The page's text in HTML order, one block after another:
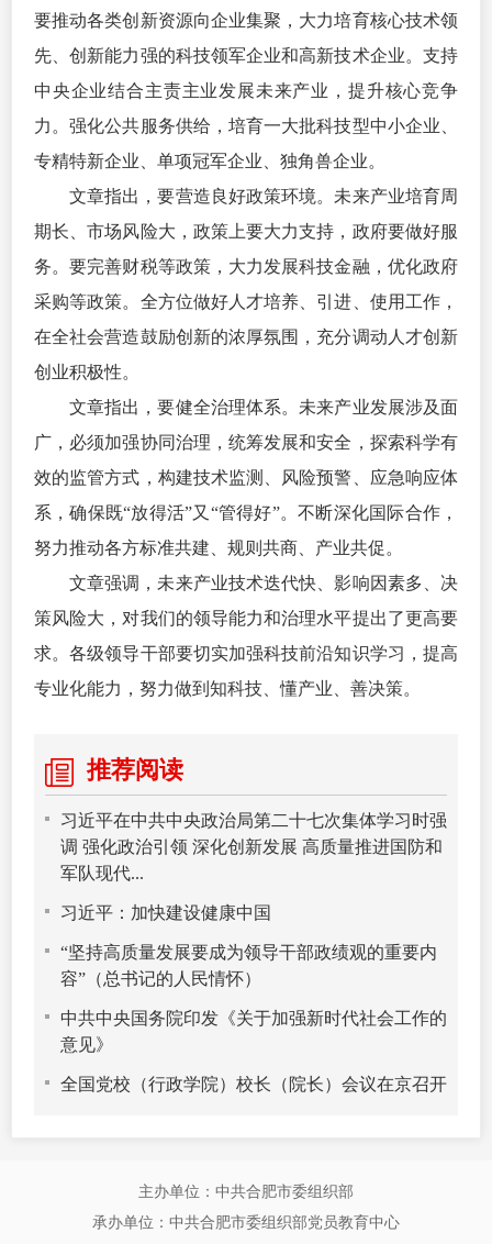
要推动各类创新资源向企业集聚，大力培育核心技术领
先、创新能力强的科技领军企业和高新技术企业。支持
中央企业结合主责主业发展未来产业，提升核心竞争
力。强化公共服务供给，培育一大批科技型中小企业、
专精特新企业、单项冠军企业、独角兽企业。
文章指出，要营造良好政策环境。未来产业培育周
期长、市场风险大，政策上要大力支持，政府要做好服
务。要完善财税等政策，大力发展科技金融，优化政府
采购等政策。全方位做好人才培养、引进、使用工作，
在全社会营造鼓励创新的浓厚氛围，充分调动人才创新
创业积极性。
文章指出，要健全治理体系。未来产业发展涉及面
广，必须加强协同治理，统筹发展和安全，探索科学有
效的监管方式，构建技术监测、风险预警、应急响应体
系，确保既“放得活”又“管得好”。不断深化国际合作，
努力推动各方标准共建、规则共商、产业共促。
文章强调，未来产业技术迭代快、影响因素多、决
策风险大，对我们的领导能力和治理水平提出了更高要
求。各级领导干部要切实加强科技前沿知识学习，提高
专业化能力，努力做到知科技、懂产业、善决策。
推荐阅读
习近平在中共中央政治局第二十七次集体学习时强
调 强化政治引领 深化创新发展 高质量推进国防和
军队现代...
习近平：加快建设健康中国
“坚持高质量发展要成为领导干部政绩观的重要内
容”（总书记的人民情怀）
中共中央国务院印发《关于加强新时代社会工作的
意见》
全国党校（行政学院）校长（院长）会议在京召开
主办单位：中共合肥市委组织部
承办单位：中共合肥市委组织部党员教育中心